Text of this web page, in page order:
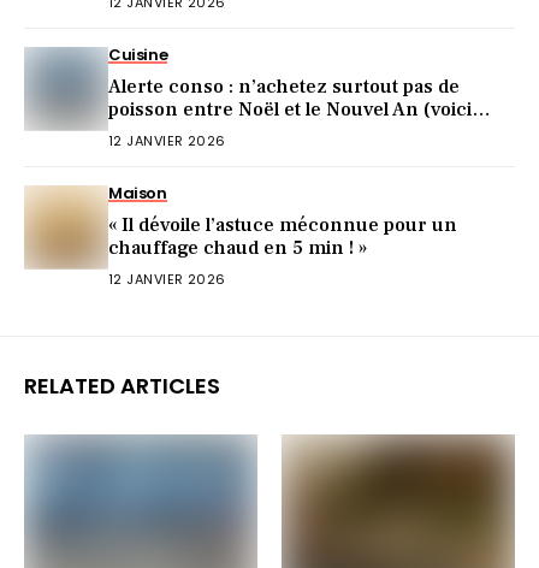
Cuisine
Alerte conso : n’achetez surtout pas de
poisson entre Noël et le Nouvel An (voici
pourquoi)
12 JANVIER 2026
Maison
« Il dévoile l’astuce méconnue pour un
chauffage chaud en 5 min ! »
12 JANVIER 2026
RELATED ARTICLES